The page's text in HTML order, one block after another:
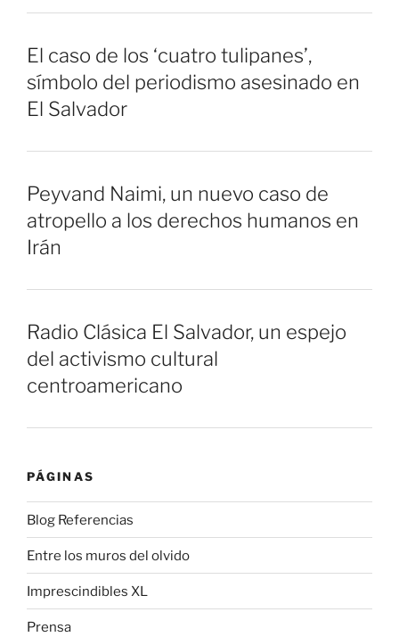
El caso de los ‘cuatro tulipanes’,
símbolo del periodismo asesinado en
El Salvador
Peyvand Naimi, un nuevo caso de
atropello a los derechos humanos en
Irán
Radio Clásica El Salvador, un espejo
del activismo cultural
centroamericano
PÁGINAS
Blog Referencias
Entre los muros del olvido
Imprescindibles XL
Prensa